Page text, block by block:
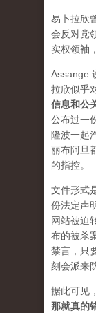
易卜拉欣
会反对党
实权领袖
Assange
拉欣似乎
信息和公
公布过一
隆波一起
丽布阿旦
的指控。
文件形式
份法定声
网站被迫
布的被杀
禁言，只
刻会派来
据此可见，
那就真的